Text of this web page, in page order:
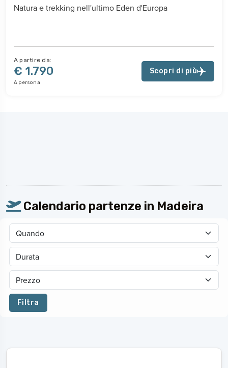
Natura e trekking nell'ultimo Eden d'Europa
A partire da:
€ 1.790
A persona
Scopri di più
Calendario partenze in Madeira
Filtra